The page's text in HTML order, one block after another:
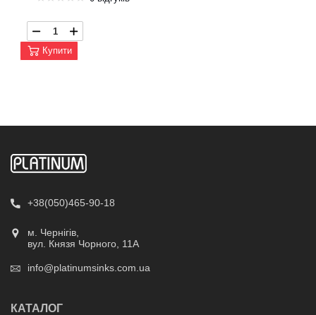
Купити
+38(050)465-90-18
м. Чернігів,
вул. Князя Чорного, 11А
info@platinumsinks.com.ua
КАТАЛОГ